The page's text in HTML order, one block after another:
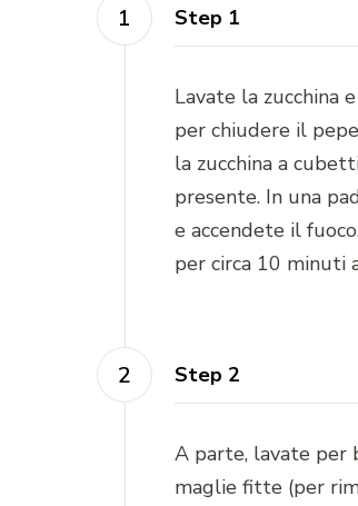
Step 1
Lavate la zucchina
per chiudere il
la zucchina a
presente. In una
e accendete il
per circa 10 minuti
Step 2
A parte, lavate per
maglie fitte (per